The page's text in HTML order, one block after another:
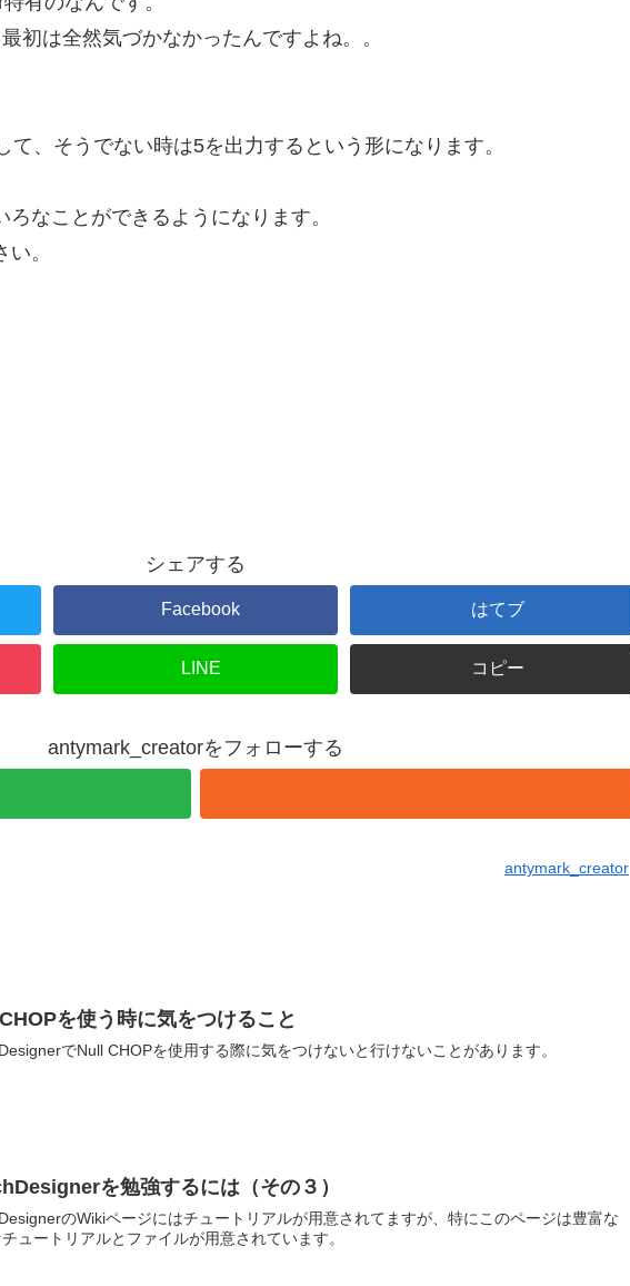
初は全然気づかなかったんですよね。。
て、そうでない時は5を出力するという形になります。
なことができるようになります。
。
シェアする
Facebook はてブ
LINE コピー
antymark_creatorをフォローする
antymark_creator
を使う時に気をつけること
でNull CHOPを使用する際に気をつけないと行けないことがあります。
を勉強するには（その３）
のWikiページにはチュートリアルが用意されてますが、特にこのページは豊富な
ュートリアルとファイルが用意されています。